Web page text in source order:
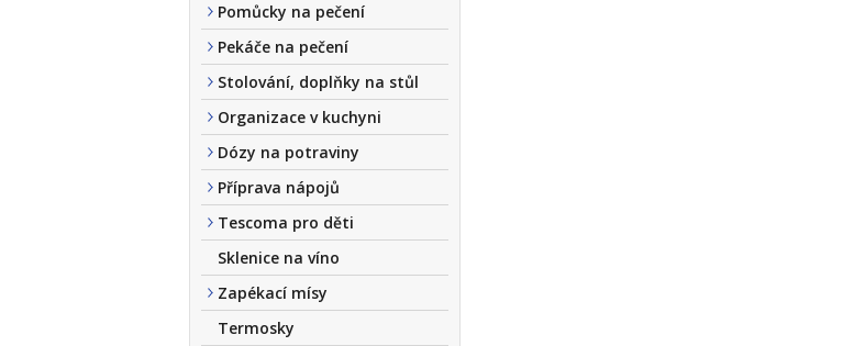
Pomůcky na pečení
Pekáče na pečení
Stolování, doplňky na stůl
Organizace v kuchyni
Dózy na potraviny
Příprava nápojů
Tescoma pro děti
Sklenice na víno
Zapékací mísy
Termosky